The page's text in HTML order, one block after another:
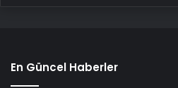
En Güncel Haberler